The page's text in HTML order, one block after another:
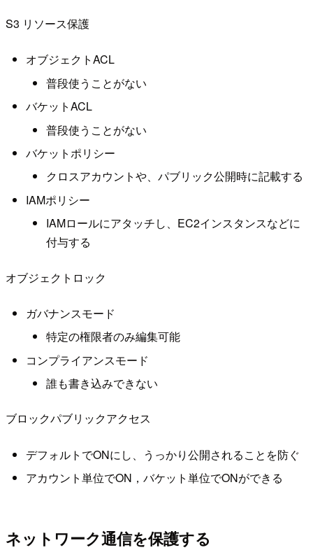
S3 リソース保護
オブジェクトACL
普段使うことがない
バケットACL
普段使うことがない
バケットポリシー
クロスアカウントや、パブリック公開時に記載する
IAMポリシー
IAMロールにアタッチし、EC2インスタンスなどに
付与する
オブジェクトロック
ガバナンスモード
特定の権限者のみ編集可能
コンプライアンスモード
誰も書き込みできない
ブロックパブリックアクセス
デフォルトでONにし、うっかり公開されることを防ぐ
アカウント単位でON，バケット単位でONができる
ネットワーク通信を保護する